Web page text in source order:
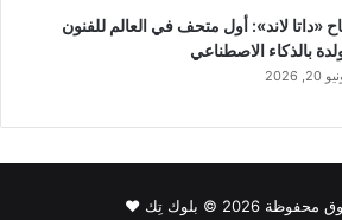
«داتا لاند»: أول متحف في العالم للفنون
بالذكاء الاصطناعي
20, 2026
2026 © بلوك تِك ❤️